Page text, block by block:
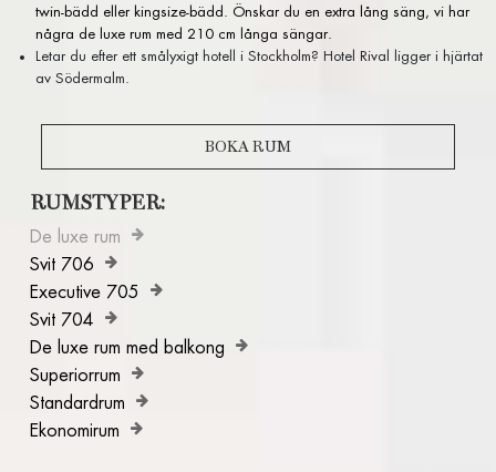
GALLERI
HITTA HIT
twin-bädd eller kingsize-bädd. Önskar du en extra lång säng, vi har
några de luxe rum med 210 cm långa sängar.
Letar du efter ett smålyxigt hotell i Stockholm? Hotel Rival ligger i hjärtat
av Södermalm.
BOKA RUM
RUMSTYPER:
De luxe rum
Svit 706
Executive 705
Svit 704
De luxe rum med balkong
Superiorrum
Standardrum
Ekonomirum